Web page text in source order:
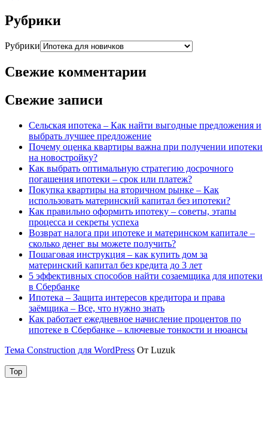
Рубрики
Рубрики
Свежие комментарии
Свежие записи
Сельская ипотека – Как найти выгодные предложения и
выбрать лучшее предложение
Почему оценка квартиры важна при получении ипотеки
на новостройку?
Как выбрать оптимальную стратегию досрочного
погашения ипотеки – срок или платеж?
Покупка квартиры на вторичном рынке – Как
использовать материнский капитал без ипотеки?
Как правильно оформить ипотеку – советы, этапы
процесса и секреты успеха
Возврат налога при ипотеке и материнском капитале –
сколько денег вы можете получить?
Пошаговая инструкция – как купить дом за
материнский капитал без кредита до 3 лет
5 эффективных способов найти созаемщика для ипотеки
в Сбербанке
Ипотека – Защита интересов кредитора и права
заёмщика – Все, что нужно знать
Как работает ежедневное начисление процентов по
ипотеке в Сбербанке – ключевые тонкости и нюансы
Тема Construction для WordPress От Luzuk
Top